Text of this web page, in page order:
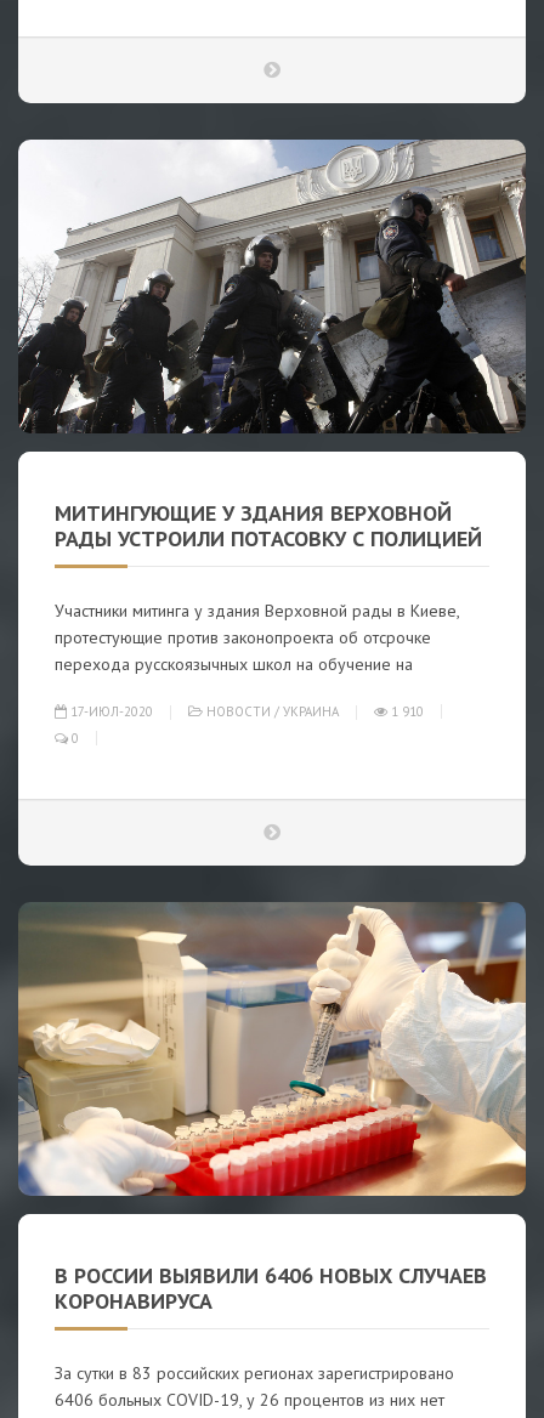
МИТИНГУЮЩИЕ У ЗДАНИЯ ВЕРХОВНОЙ
РАДЫ УСТРОИЛИ ПОТАСОВКУ С ПОЛИЦИЕЙ
Участники митинга у здания Верховной рады в Киеве,
протестующие против законопроекта об отсрочке
перехода русскоязычных школ на обучение на
17-ИЮЛ-2020 НОВОСТИ / УКРАИНА
1 910
0
В РОССИИ ВЫЯВИЛИ 6406 НОВЫХ СЛУЧАЕВ
КОРОНАВИРУСА
За сутки в 83 российских регионах зарегистрировано
6406 больных COVID-19, у 26 процентов из них нет